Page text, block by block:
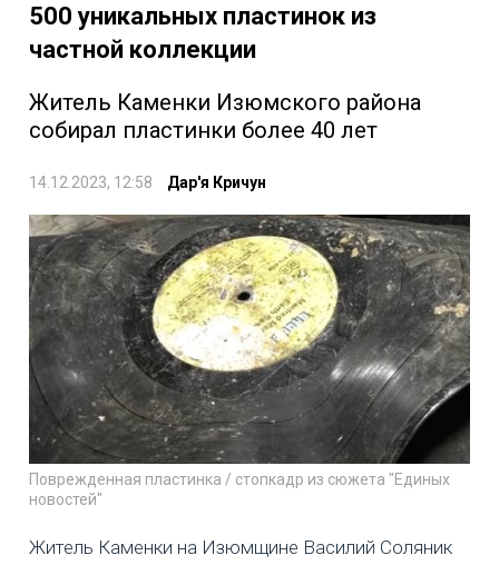
500 уникальных пластинок из
частной коллекции
Житель Каменки Изюмского района
собирал пластинки более 40 лет
14.12.2023, 12:58 Дар'я Кричун
Поврежденная пластинка / стопкадр из сюжета "Единых
новостей"
Житель Каменки на Изюмщине Василий Соляник